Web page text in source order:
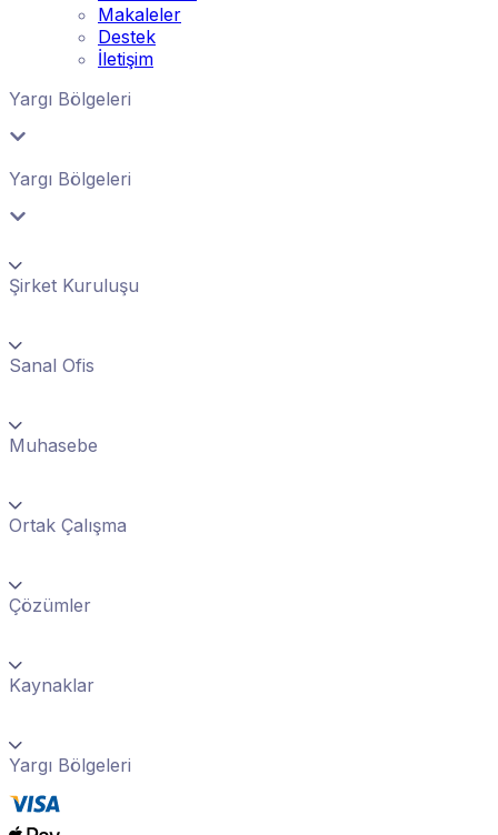
Makaleler
Destek
İletişim
Yargı Bölgeleri
Yargı Bölgeleri
Şirket Kuruluşu
Sanal Ofis
Muhasebe
Ortak Çalışma
Çözümler
Kaynaklar
Yargı Bölgeleri